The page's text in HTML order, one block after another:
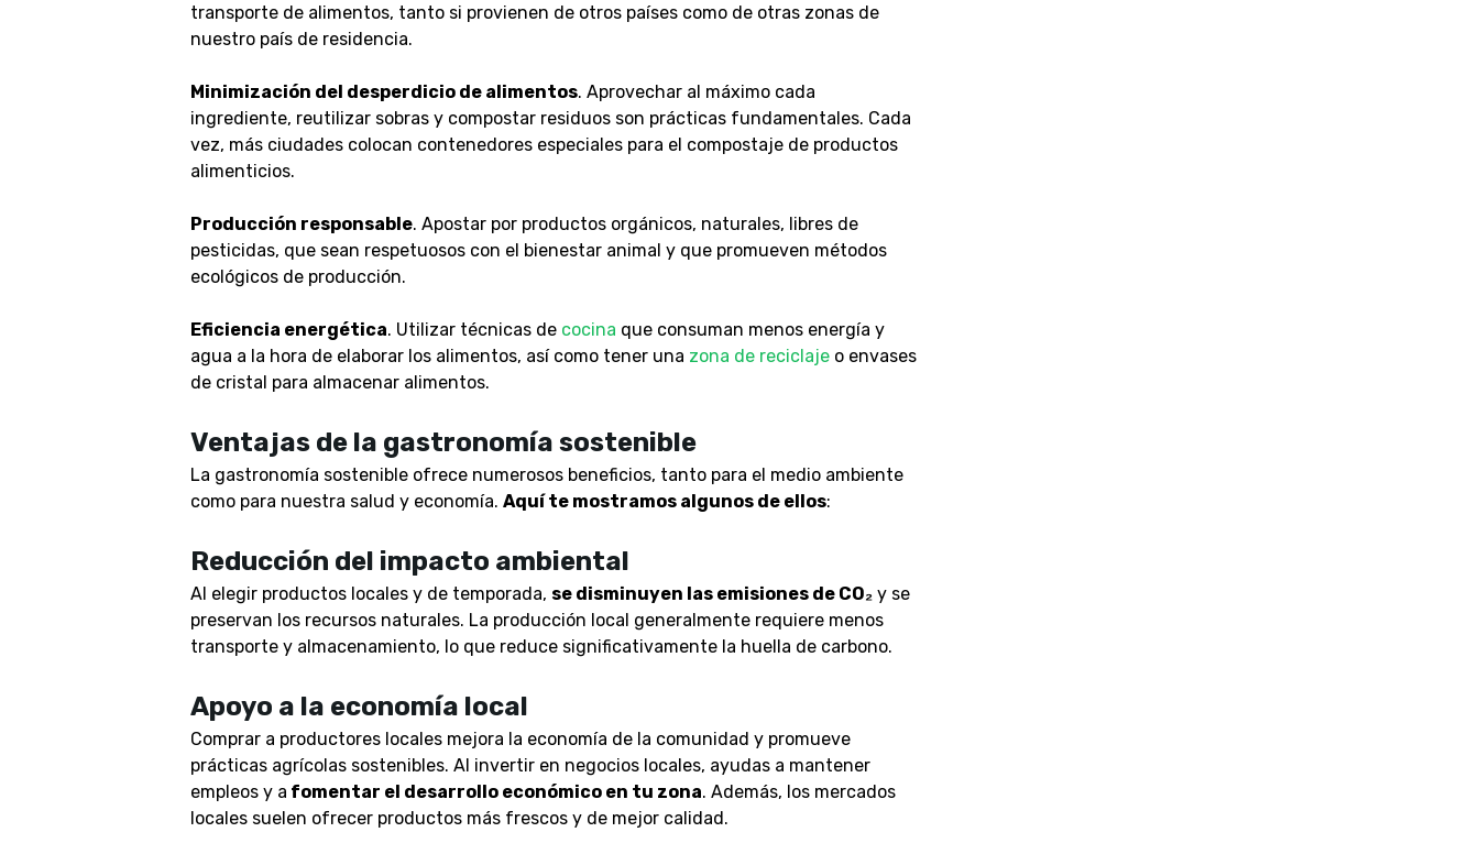
transporte de alimentos, tanto si provienen de otros países como de otras zonas de
nuestro país de residencia.
Minimización del desperdicio de alimentos. Aprovechar al máximo cada
ingrediente, reutilizar sobras y compostar residuos son prácticas fundamentales. Cada
vez, más ciudades colocan contenedores especiales para el compostaje de productos
alimenticios.
Producción responsable. Apostar por productos orgánicos, naturales, libres de
pesticidas, que sean respetuosos con el bienestar animal y que promueven métodos
ecológicos de producción.
Eficiencia energética. Utilizar técnicas de cocina que consuman menos energía y
agua a la hora de elaborar los alimentos, así como tener una zona de reciclajeo envases
de cristal para almacenar alimentos.
Ventajas de la gastronomía sostenible
La gastronomía sostenible ofrece numerosos beneficios, tanto para el medio ambiente
como para nuestra salud y economía. Aquí te mostramos algunos de ellos:
Reducción del impacto ambiental
Al elegir productos locales y de temporada, se disminuyen las emisiones de CO₂y se
preservan los recursos naturales. La producción local generalmente requiere menos
transporte y almacenamiento, lo que reduce significativamente la huella de carbono.
Apoyo a la economía local
Comprar a productores locales mejora la economía de la comunidad y promueve
prácticas agrícolas sostenibles. Al invertir en negocios locales, ayudas a mantener
empleos y a fomentar el desarrollo económico en tu zona. Además, los mercados
locales suelen ofrecer productos más frescos y de mejor calidad.